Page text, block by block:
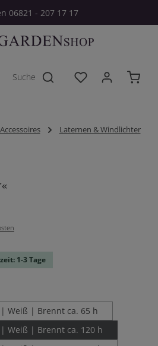
06821 - 207 17 17
Du hast 0
Accessoires Laternen & Windlichter
1-3 Tage
Weiß | Brennt ca. 65 h
Weiß | Brennt ca. 120 h